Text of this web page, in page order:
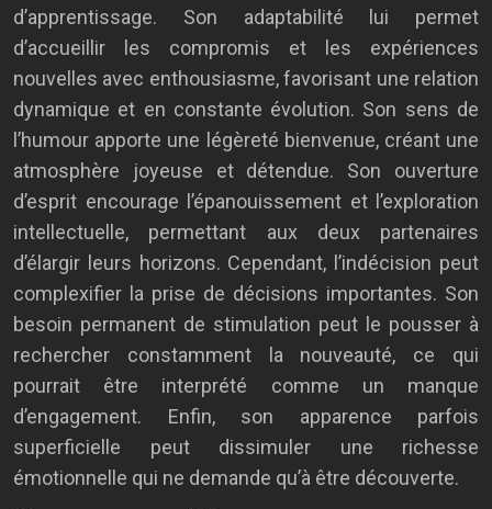
d’apprentissage. Son adaptabilité lui permet
d’accueillir les compromis et les expériences
nouvelles avec enthousiasme, favorisant une relation
dynamique et en constante évolution. Son sens de
l’humour apporte une légèreté bienvenue, créant une
atmosphère joyeuse et détendue. Son ouverture
d’esprit encourage l’épanouissement et l’exploration
intellectuelle, permettant aux deux partenaires
d’élargir leurs horizons. Cependant, l’indécision peut
complexifier la prise de décisions importantes. Son
besoin permanent de stimulation peut le pousser à
rechercher constamment la nouveauté, ce qui
pourrait être interprété comme un manque
d’engagement. Enfin, son apparence parfois
superficielle peut dissimuler une richesse
émotionnelle qui ne demande qu’à être découverte.